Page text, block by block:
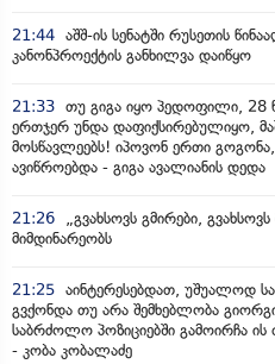
21:44 აშშ-ის სენატში რუსეთის
კანონპროექტის განხილვა დაიწყო
21:33 თუ გიგა იყო პედოფილი, 28
ერთჯერ უნდა დაფიქსირებულიყო,
მოსწავლეებს! იპოვონ ერთი
ავიწროებდა - გიგა ავალიანის დედა
21:26
„გვახსოვს გმირები,
მიმდინარეობს
21:25 აინტერესებდათ, უშუალოდ
გვქონდა თუ არა შემხებლობა
საბრძოლო პოზიციებში გამოირჩა ის
- კობა კობალაძე